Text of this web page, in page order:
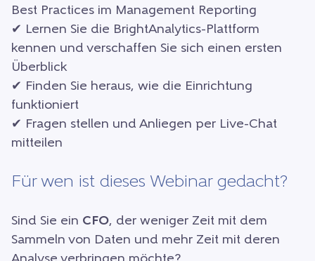
Best Practices im Management Reporting
✔ Lernen Sie die BrightAnalytics-Plattform
kennen und verschaffen Sie sich einen ersten
Überblick
✔ Finden Sie heraus, wie die Einrichtung
funktioniert
✔ Fragen stellen und Anliegen per Live-Chat
mitteilen
Für wen ist dieses Webinar gedacht?
Sind Sie ein CFO, der weniger Zeit mit dem
Sammeln von Daten und mehr Zeit mit deren